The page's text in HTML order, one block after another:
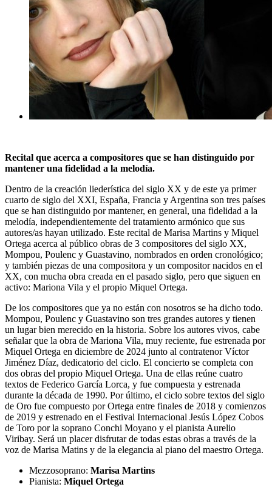
Recital que acerca a compositores que se han distinguido por
mantener una fidelidad a la melodía.
Dentro de la creación liederística del siglo XX y de este ya primer
cuarto de siglo del XXI, España, Francia y Argentina son tres países
que se han distinguido por mantener, en general, una fidelidad a la
melodía, independientemente del tratamiento armónico que sus
autores/as hayan utilizado. Este recital de Marisa Martins y Miquel
Ortega acerca al público obras de 3 compositores del siglo XX,
Mompou, Poulenc y Guastavino, nombrados en orden cronológico;
y también piezas de una compositora y un compositor nacidos en el
XX, con mucha obra creada en el pasado siglo, pero que siguen en
activo: Mariona Vila y el propio Miquel Ortega.
De los compositores que ya no están con nosotros se ha dicho todo.
Mompou, Poulenc y Guastavino son tres grandes autores y tienen
un lugar bien merecido en la historia. Sobre los autores vivos, cabe
señalar que la obra de Mariona Vila, muy reciente, fue estrenada por
Miquel Ortega en diciembre de 2024 junto al contratenor Víctor
Jiménez Díaz, dedicatorio del ciclo. El concierto se completa con
dos obras del propio Miquel Ortega. Una de ellas reúne cuatro
textos de Federico García Lorca, y fue compuesta y estrenada
durante la década de 1990. Por último, el ciclo sobre textos del siglo
de Oro fue compuesto por Ortega entre finales de 2018 y comienzos
de 2019 y estrenado en el Festival Internacional Jesús López Cobos
de Toro por la soprano Conchi Moyano y el pianista Aurelio
Viribay. Será un placer disfrutar de todas estas obras a través de la
voz de Marisa Matins y de la elegancia al piano del maestro Ortega.
Mezzosoprano: Marisa Martins
Pianista: Miquel Ortega